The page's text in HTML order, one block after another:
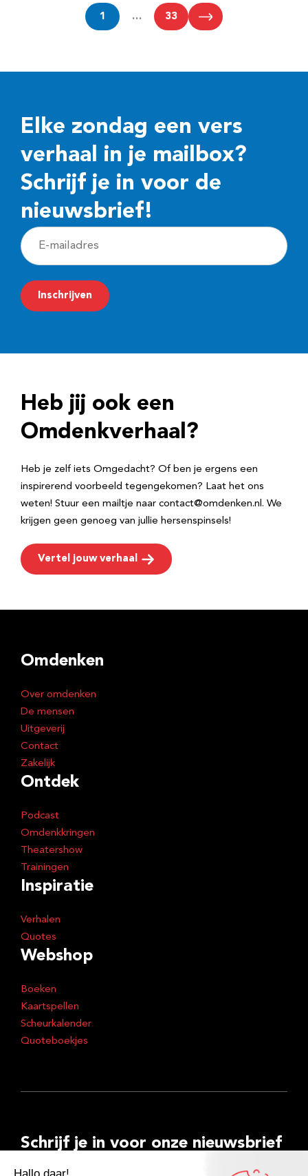
1 … 33
Elke zondag een vers
verhaal in je mailbox?
Schrijf je in voor de
nieuwsbrief!
E
-
m
a
r
e
Inschrijven
Heb jij ook een
Omdenkverhaal?
Heb je zelf iets Omgedacht? Of ben je ergens een
inspirerend voorbeeld tegengekomen? Laat het ons
weten! Stuur een mailtje naar contact@omdenken.nl. We
krijgen geen genoeg van jullie hersenspinsels!
Vertel jouw verhaal
Omdenken
Over omdenken
De mensen
Uitgeverij
Contact
Zakelijk
Ontdek
Podcast
Omdenkkringen
Theatershow
Trainingen
Inspiratie
Verhalen
Quotes
Webshop
Boeken
Kaartspellen
Scheurkalender
Quoteboekjes
Schrijf je in voor onze nieuwsbrief